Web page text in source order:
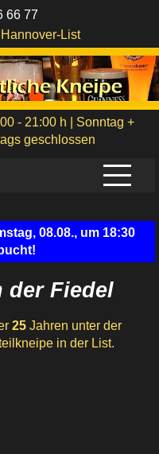
66 77
List
- 21:00 h | Sonntag +
geschlossen
08.08., um 18:30
der Fiedel
25 Jahren unter der
in der List.